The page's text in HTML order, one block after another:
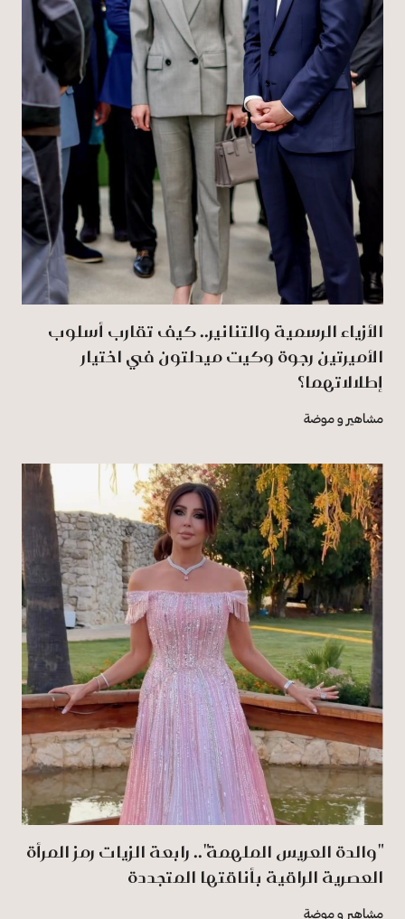
الأزياء الرسمية والتنانير.. كيف تقارب أسلوب
الأميرتين رجوة وكيت ميدلتون في اختيار
إطلالاتهما؟
مشاهير و موضة
"والدة العريس الملهمة".. رابعة الزيات رمز المرأة
العصرية الراقية بأناقتها المتجددة
مشاهير و موضة